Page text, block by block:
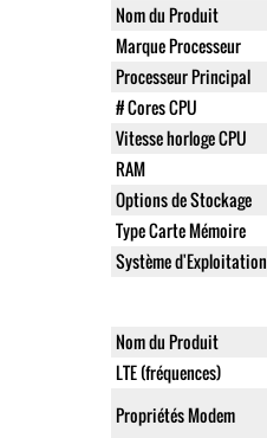
Nom du Produit
Marque Processeur
Processeur Principal
# Cores CPU
Vitesse horloge CPU
RAM
Options de Stockage
Type Carte Mémoire
Système d'Exploitation
Nom du Produit
LTE (fréquences)
Propriétés Modem